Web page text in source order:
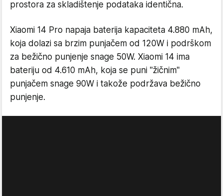
prostora za skladištenje podataka identična.
Xiaomi 14 Pro napaja baterija kapaciteta 4.880 mAh,
koja dolazi sa brzim punjačem od 120W i podrškom
za bežično punjenje snage 50W. Xiaomi 14 ima
bateriju od 4.610 mAh, koja se puni "žičnim"
punjačem snage 90W i takože podržava bežično
punjenje.